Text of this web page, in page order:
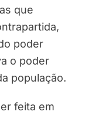
que
poder
o poder
população.
feita em